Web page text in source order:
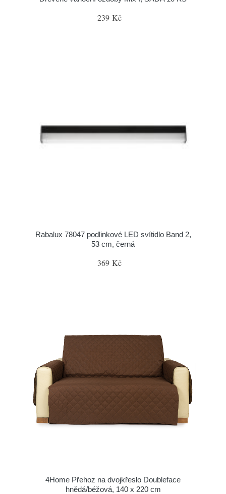
239 Kč
Rabalux 78047 podlinkové LED svítidlo Band 2,
53 cm, černá
369 Kč
4Home Přehoz na dvojkřeslo Doubleface
hnědá/béžová, 140 x 220 cm